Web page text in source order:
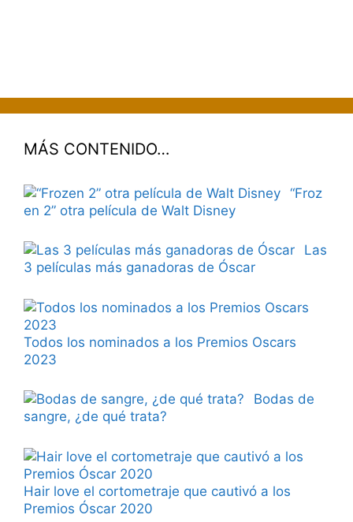
MÁS CONTENIDO…
“Froz
en 2” otra película de Walt Disney
Las
3 películas más ganadoras de Óscar
Todos los nominados a los Premios Oscars
2023
Bodas de
sangre, ¿de qué trata?
Hair love el cortometraje que cautivó a los
Premios Óscar 2020